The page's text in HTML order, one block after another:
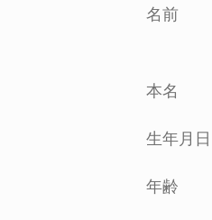
名前
本名
生年月日
年齢